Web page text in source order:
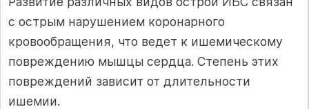
с острым нару­шением коронарного
кровообращения, что ведет к ишемическому
повреждению мышцы сердца. Степень этих
повреждений за­висит от длительности
ишемии.